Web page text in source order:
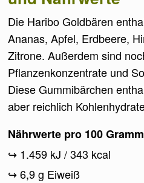
Die Haribo Goldbären
Ananas, Apfel, Erdbeere,
Zitrone. Außerdem sind
Pflanzenkonzentrate und
Diese Gummibärchen
aber reichlich
Nährwerte pro 100
1.459 kJ / 343 kcal
6,9 g Eiweiß